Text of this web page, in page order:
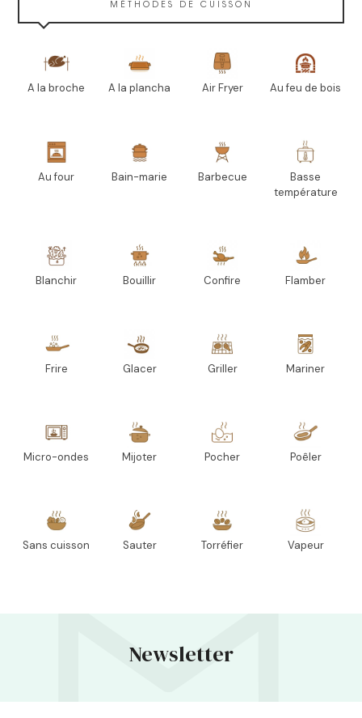
MÉTHODES DE CUISSON
A la broche A la plancha Air Fryer Au feu de bois
Au four Bain-marie Barbecue
Basse
température
Blanchir Bouillir Confire Flamber
Frire Glacer Griller Mariner
Micro-ondes Mijoter Pocher Poêler
Sans cuisson Sauter Torréfier Vapeur
Newsletter